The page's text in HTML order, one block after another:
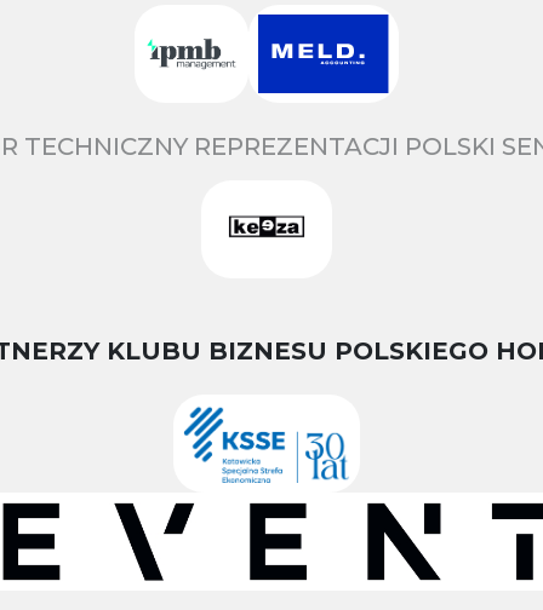
TECHNICZNY REPREZENTACJI POLSKI
KLUBU BIZNESU POLSKIEGO